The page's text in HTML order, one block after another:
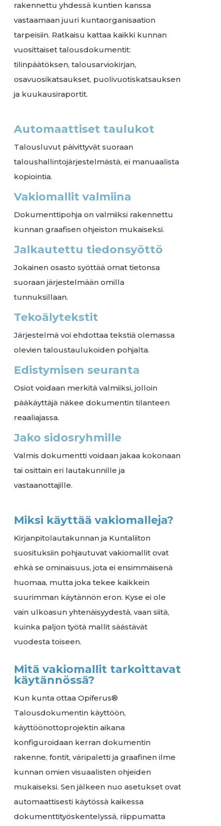
rakennettu yhdessä kuntien kanssa
vastaamaan juuri kuntaorganisaation
tarpeisiin. Ratkaisu kattaa kaikki kunnan
vuosittaiset talousdokumentit:
tilinpäätöksen, talousarviokirjan,
osavuosikatsaukset, puolivuotiskatsauksen
ja kuukausiraportit.
Automaattiset taulukot
Talousluvut päivittyvät suoraan
taloushallintojärjestelmästä, ei manuaalista
kopiointia.
Vakiomallit valmiina
Dokumenttipohja on valmiiksi rakennettu
kunnan graafisen ohjeiston mukaiseksi.
Jalkautettu tiedonsyöttö
Jokainen osasto syöttää omat tietonsa
suoraan järjestelmään omilla
tunnuksillaan.
Tekoälytekstit
Järjestelmä voi ehdottaa tekstiä olemassa
olevien taloustaulukoiden pohjalta.
Edistymisen seuranta
Osiot voidaan merkitä valmiiksi, jolloin
pääkäyttäjä näkee dokumentin tilanteen
reaaliajassa.
Jako sidosryhmille
Valmis dokumentti voidaan jakaa kokonaan
tai osittain eri lautakunnille ja
vastaanottajille.
Miksi käyttää vakiomalleja?
Kirjanpitolautakunnan ja Kuntaliiton
suosituksiin pohjautuvat vakiomallit ovat
ehkä se ominaisuus, jota ei ensimmäisenä
huomaa, mutta joka tekee kaikkein
suurimman käytännön eron. Kyse ei ole
vain ulkoasun yhtenäisyydestä, vaan siitä,
kuinka paljon työtä mallit säästävät
vuodesta toiseen.
Mitä vakiomallit tarkoittavat
käytännössä?
Kun kunta ottaa Opiferus®
Talousdokumentin käyttöön,
käyttöönottoprojektin aikana
konfiguroidaan kerran dokumentin
rakenne, fontit, väripaletti ja graafinen ilme
kunnan omien visuaalisten ohjeiden
mukaiseksi. Sen jälkeen nuo asetukset ovat
automaattisesti käytössä kaikessa
dokumenttityöskentelyssä, riippumatta